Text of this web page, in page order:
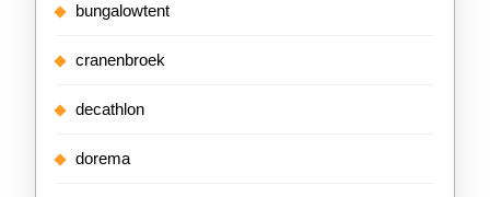
bungalowtent
cranenbroek
decathlon
dorema